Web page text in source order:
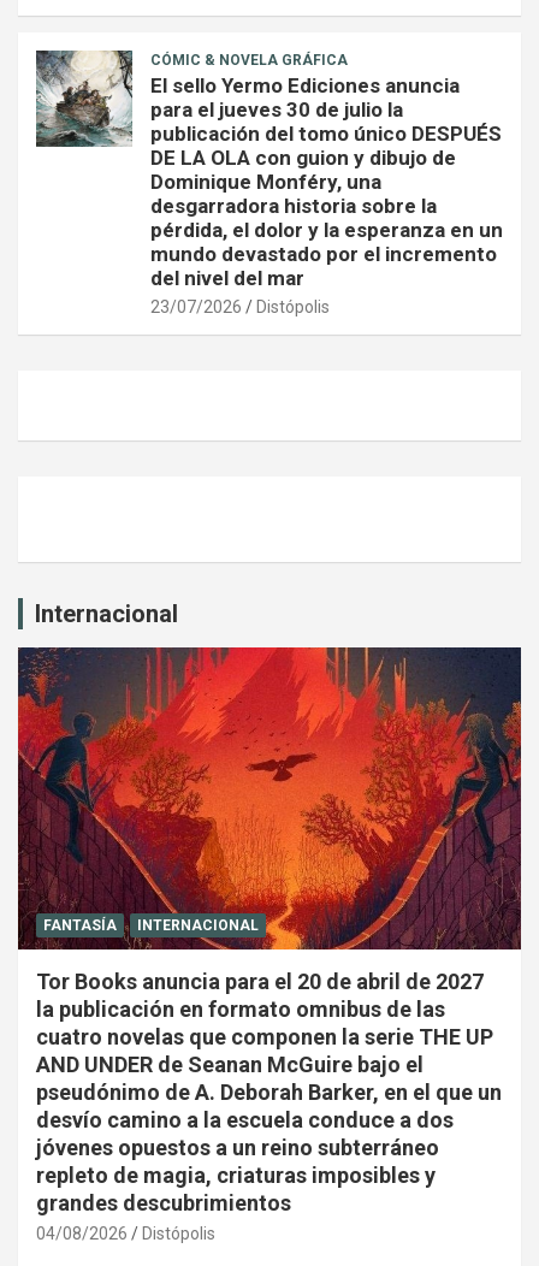
CÓMIC & NOVELA GRÁFICA
El sello Yermo Ediciones anuncia
para el jueves 30 de julio la
publicación del tomo único DESPUÉS
DE LA OLA con guion y dibujo de
Dominique Monféry, una
desgarradora historia sobre la
pérdida, el dolor y la esperanza en un
mundo devastado por el incremento
del nivel del mar
23/07/2026 Distópolis
Internacional
FANTASÍA INTERNACIONAL
Tor Books anuncia para el 20 de abril de 2027
la publicación en formato omnibus de las
cuatro novelas que componen la serie THE UP
AND UNDER de Seanan McGuire bajo el
pseudónimo de A. Deborah Barker, en el que un
desvío camino a la escuela conduce a dos
jóvenes opuestos a un reino subterráneo
repleto de magia, criaturas imposibles y
grandes descubrimientos
04/08/2026 Distópolis